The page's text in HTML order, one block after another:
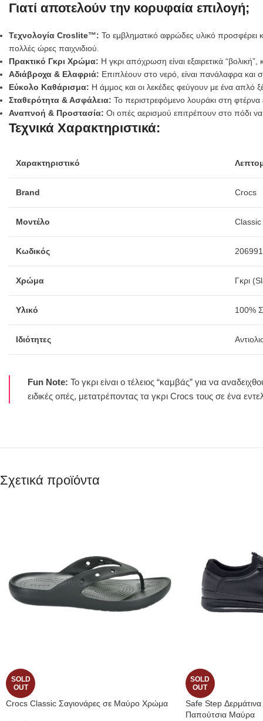
Γιατί αποτελούν την κορυφαία επιλογή;
Τεχνολογία Croslite™: Το εμβληματικό αφρώδες υλικό προσφέρει
πολλές ώρες παιχνιδιού.
Πρακτικό Γκρι Χρώμα: Η γκρι απόχρωση είναι εξαιρετικά
Αδιάβροχα & Ελαφριά: Επιπλέουν στο νερό, είναι πανάλαφρα
Εύκολο Καθάρισμα: Η άμμος και οι λεκέδες φεύγουν με ένα απλό
Σταθερότητα & Ασφάλεια: Το περιστρεφόμενο λουράκι στη
Αναπνοή & Προστασία: Οι οπές αερισμού επιτρέπουν στο πόδι
Τεχνικά Χαρακτηριστικά:
Χαρακτηριστικό
Brand Crocs
Μοντέλο
Κωδικός
Χρώμα Γκρι
Υλικό 100%
Ιδιότητες
Fun Note: Το γκρι είναι ο τέλειος “καμβάς” για να
ειδικές οπές, μετατρέποντας τα γκρι Crocs τους σε ένα
Σχετικά προϊόντα
SOLD
OUT
Crocs Classic Σαγιονάρες σε Μαύρο Χρώμα
SOLD
OUT
Safe Step
Παπούτσια Μαύρα